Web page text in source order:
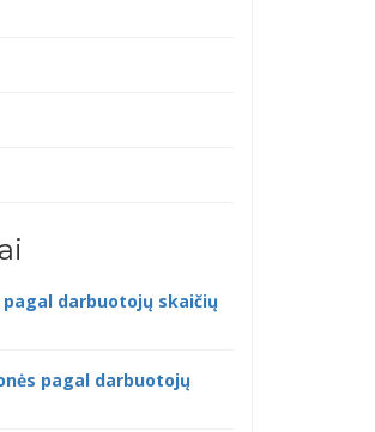
darbuotojų skaičių
pagal darbuotojų